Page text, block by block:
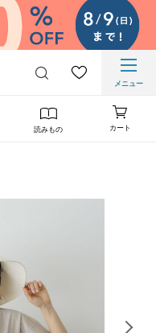
メニュー
読みもの カート